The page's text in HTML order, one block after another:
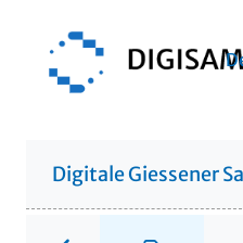
Digitale Giessener